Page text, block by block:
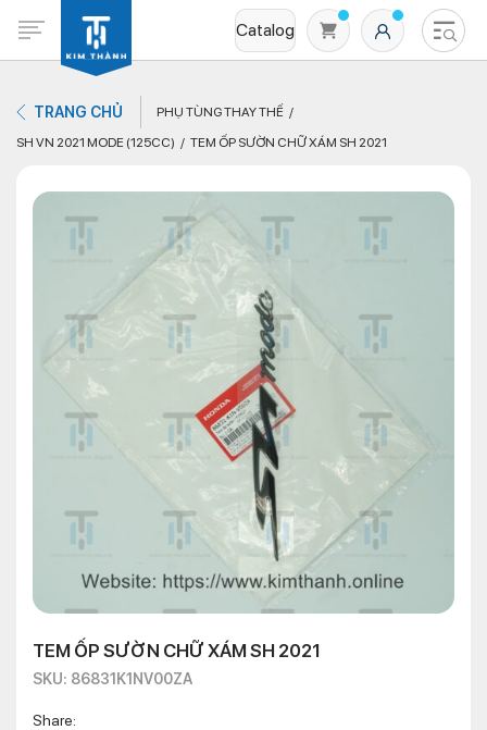
Catalog
Không có sản phẩm nào trong giỏ hàng
TRANG CHỦ
PHỤ TÙNG THAY THẾ
SH VN 2021 MODE (125CC)
TEM ỐP SƯỜN CHỮ XÁM SH 2021
TEM ỐP SƯỜN CHỮ XÁM SH 2021
SKU: 86831K1NV00ZA
Share: